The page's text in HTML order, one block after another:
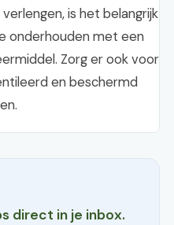
is het belangrijk
onderhouden met een
Zorg er ook voor
en beschermd
direct in je inbox.